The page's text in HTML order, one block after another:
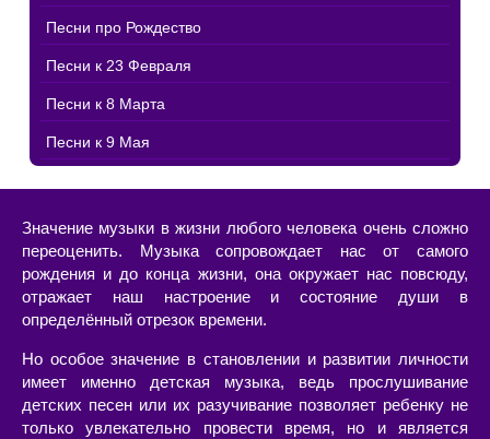
Песни про Рождество
Песни к 23 Февраля
Песни к 8 Марта
Песни к 9 Мая
Значение музыки в жизни любого человека очень сложно
переоценить. Музыка сопровождает нас от самого
рождения и до конца жизни, она окружает нас повсюду,
отражает наш настроение и состояние души в
определённый отрезок времени.
Но особое значение в становлении и развитии личности
имеет именно детская музыка, ведь прослушивание
детских песен или их разучивание позволяет ребенку не
только увлекательно провести время, но и является